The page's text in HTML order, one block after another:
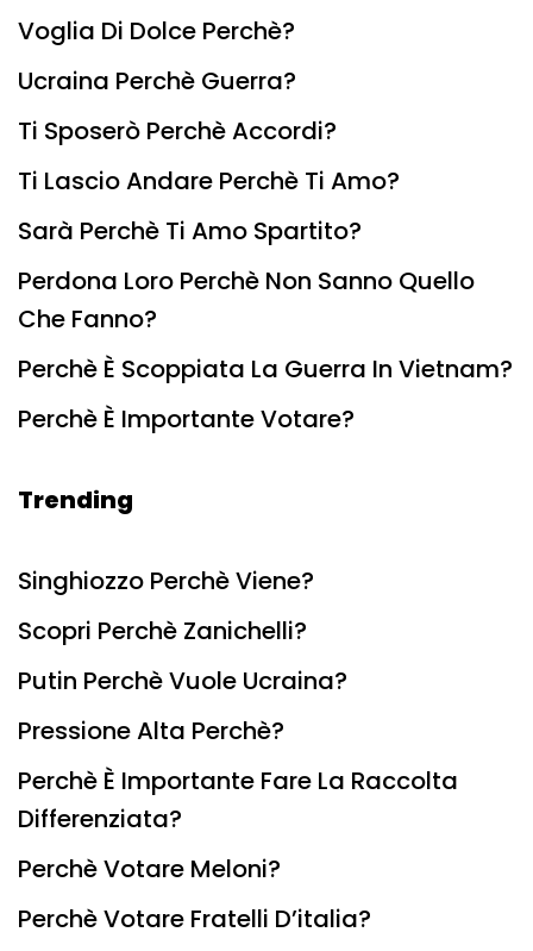
Voglia Di Dolce Perchè?
Ucraina Perchè Guerra?
Ti Sposerò Perchè Accordi?
Ti Lascio Andare Perchè Ti Amo?
Sarà Perchè Ti Amo Spartito?
Perdona Loro Perchè Non Sanno Quello
Che Fanno?
Perchè È Scoppiata La Guerra In Vietnam?
Perchè È Importante Votare?
Trending
Singhiozzo Perchè Viene?
Scopri Perchè Zanichelli?
Putin Perchè Vuole Ucraina?
Pressione Alta Perchè?
Perchè È Importante Fare La Raccolta
Differenziata?
Perchè Votare Meloni?
Perchè Votare Fratelli D’italia?